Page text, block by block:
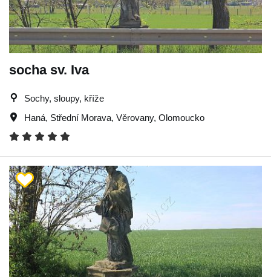
socha sv. Iva
Sochy, sloupy, kříže
Haná, Střední Morava, Věrovany, Olomoucko